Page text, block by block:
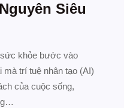
Siêu
khỏe bước vào
mà trí tuệ nhân tạo (AI)
của cuộc sống,